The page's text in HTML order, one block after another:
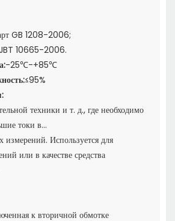
GB 1208-2006;
JBT 10665-2006.
-25℃-+85℃
≤95%
техники и т. д., где необходимо
токи в...
Используется для
или в качестве средства
к вторичной обмотке